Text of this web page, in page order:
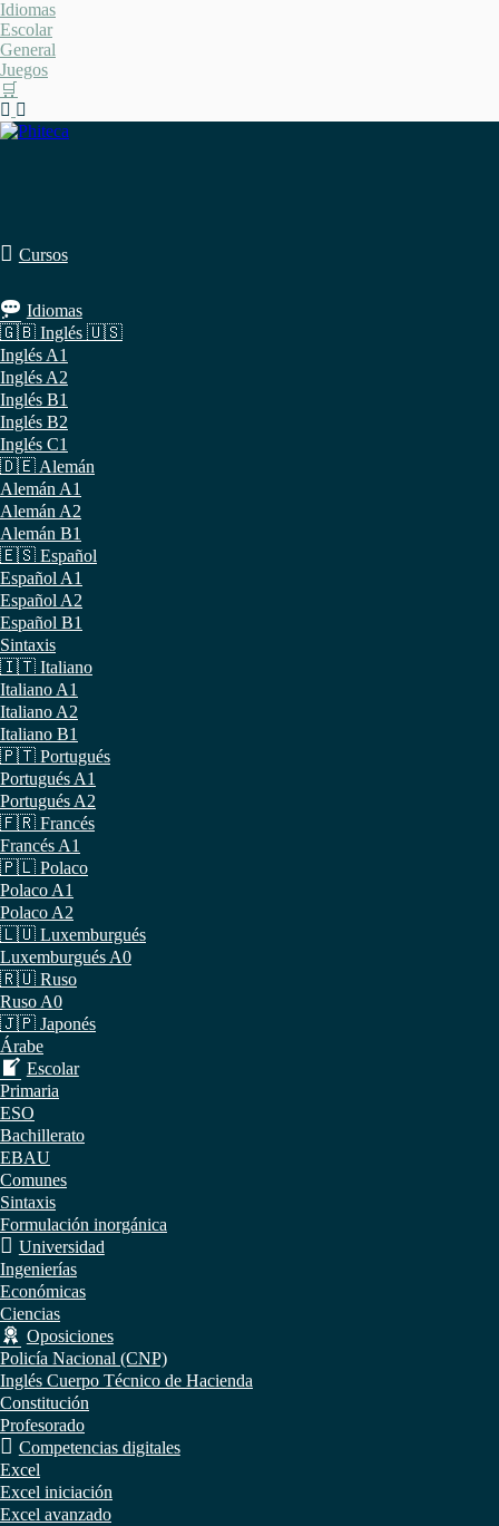
Saltar
al
contenido
Idiomas
Escolar
General
Juegos
🛒
Cursos
Idiomas
🇬🇧 Inglés 🇺🇸
Inglés A1
Inglés A2
Inglés B1
Inglés B2
Inglés C1
🇩🇪 Alemán
Alemán A1
Alemán A2
Alemán B1
🇪🇸 Español
Español A1
Español A2
Español B1
Sintaxis
🇮🇹 Italiano
Italiano A1
Italiano A2
Italiano B1
🇵🇹 Portugués
Portugués A1
Portugués A2
🇫🇷 Francés
Francés A1
🇵🇱 Polaco
Polaco A1
Polaco A2
🇱🇺 Luxemburgués
Luxemburgués A0
🇷🇺 Ruso
Ruso A0
🇯🇵 Japonés
Árabe
Escolar
Primaria
ESO
Bachillerato
EBAU
Comunes
Sintaxis
Formulación inorgánica
Universidad
Ingenierías
Económicas
Ciencias
Oposiciones
Policía Nacional (CNP)
Inglés Cuerpo Técnico de Hacienda
Constitución
Profesorado
Competencias digitales
Excel
Excel iniciación
Excel avanzado